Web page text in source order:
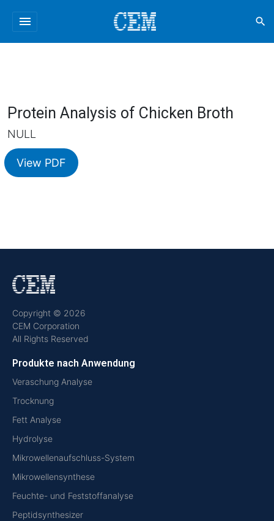
menu search
Protein Analysis of Chicken Broth
NULL
View PDF
Copyright © 2026
CEM Corporation
All Rights Reserved
Produkte nach Anwendung
Veraschung Analyse
Trocknung
Fett Analyse
Hydrolyse
Mikrowellenaufschluss-System
Mikrowellensynthese
Feuchte- und Feststoffanalyse
Peptidsynthesizer